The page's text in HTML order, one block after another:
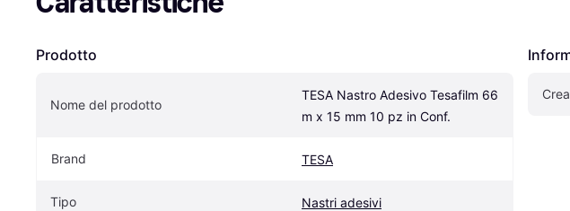
Prodotto
Nome del prodotto
TESA Nastro Adesivo Tesafilm 66
m x 15 mm 10 pz in Conf.
Brand TESA
Tipo Nastri adesivi